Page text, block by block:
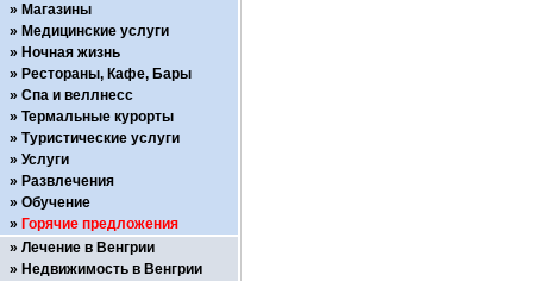
Магазины
Медицинские услуги
Ночная жизнь
Рестораны, Кафе, Бары
Спа и веллнесс
Термальные курорты
Туристические услуги
Услуги
Развлечения
Обучение
Горячие предложения
Лечение в Венгрии
Недвижимость в Венгрии